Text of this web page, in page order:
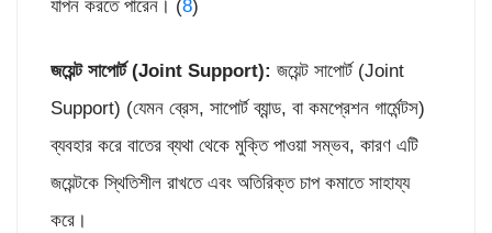
যাপন করতে পারেন। (8)
জয়েন্ট সাপোর্ট (Joint Support): জয়েন্ট সাপোর্ট (Joint
Support) (যেমন ব্রেস, সাপোর্ট ব্যান্ড, বা কমপ্রেশন গার্মেন্টস)
ব্যবহার করে বাতের ব্যথা থেকে মুক্তি পাওয়া সম্ভব, কারণ এটি
জয়েন্টকে স্থিতিশীল রাখতে এবং অতিরিক্ত চাপ কমাতে সাহায্য
করে।